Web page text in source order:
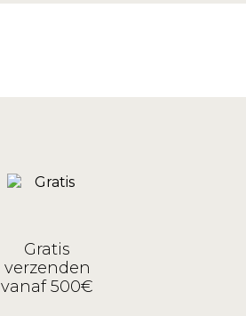
Gratis
verzenden
vanaf 500€